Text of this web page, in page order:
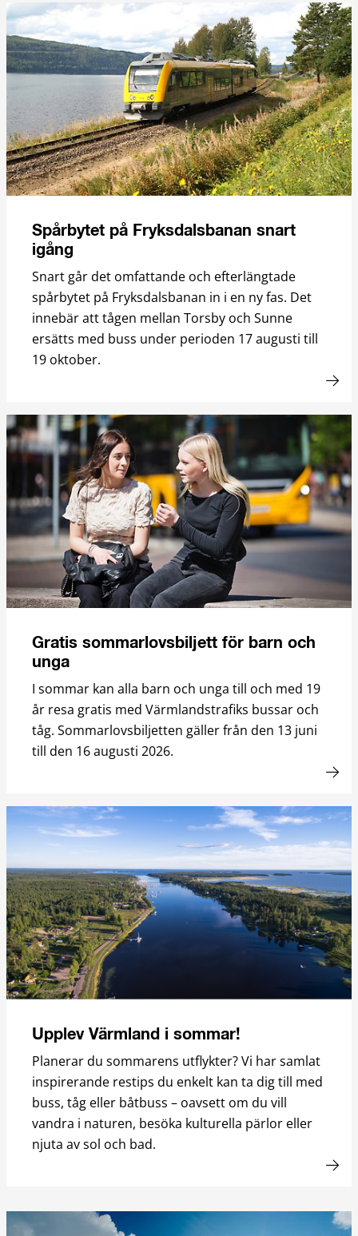
Spårbytet på Fryksdalsbanan snart
igång
Snart går det omfattande och efterlängtade
spårbytet på Fryksdalsbanan in i en ny fas. Det
innebär att tågen mellan Torsby och Sunne
ersätts med buss under perioden 17 augusti till
19 oktober.
Gratis sommarlovsbiljett för barn och
unga
I sommar kan alla barn och unga till och med 19
år resa gratis med Värmlandstrafiks bussar och
tåg. Sommarlovsbiljetten gäller från den 13 juni
till den 16 augusti 2026.
Upplev Värmland i sommar!
Planerar du sommarens utflykter? Vi har samlat
inspirerande restips du enkelt kan ta dig till med
buss, tåg eller båtbuss – oavsett om du vill
vandra i naturen, besöka kulturella pärlor eller
njuta av sol och bad.